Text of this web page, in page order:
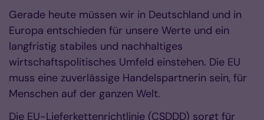
Gerade heute müssen wir in Deutschland und in
Europa entschieden für unsere Werte und ein
langfristig stabiles und nachhaltiges
wirtschaftspolitisches Umfeld einstehen. Die EU
muss eine zuverlässige Handelspartnerin sein, für
Menschen auf der ganzen Welt.
Die EU-Lieferkettenrichtlinie (CSDDD) sorgt für